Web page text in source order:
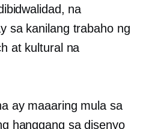
na
sa kanilang trabaho ng
at kultural na
ay maaaring mula sa
hanggang sa disenyo